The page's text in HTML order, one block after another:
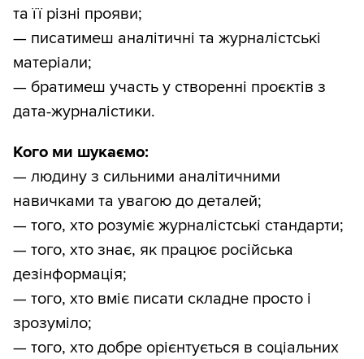
та її різні прояви;
— писатимеш аналітичні та журналістські
матеріали;
— братимеш участь у створенні проєктів з
дата-журналістики.
Кого ми шукаємо:
— людину з сильними аналітичними
навичками та увагою до деталей;
— того, хто розуміє журналістські стандарти;
— того, хто знає, як працює російська
дезінформація;
— того, хто вміє писати складне просто і
зрозуміло;
— того, хто добре орієнтується в соціальних